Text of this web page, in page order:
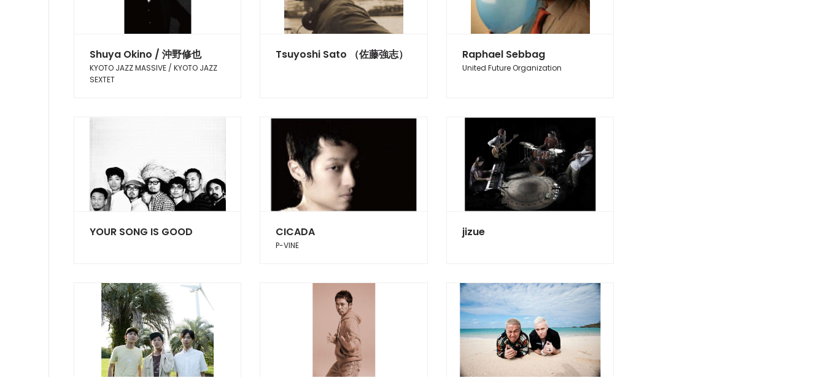
Shuya Okino / 沖野修也
KYOTO JAZZ MASSIVE / KYOTO JAZZ
SEXTET
Tsuyoshi Sato （佐藤強志） Raphael Sebbag
United Future Organization
YOUR SONG IS GOOD CICADA
P-VINE
jizue